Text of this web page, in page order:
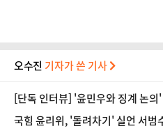
오수진 기자가 쓴 기사
[단독 인터뷰] '윤민우와 징계 논
국힘 윤리위, '돌려차기' 실언 서범